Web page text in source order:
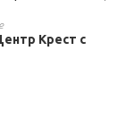
Крест с